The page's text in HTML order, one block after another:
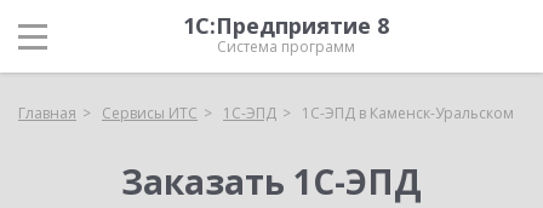
1С:Предприятие 8
Система программ
Главная Сервисы ИТС 1С-ЭПД 1С-ЭПД в Каменск-Уральском
Заказать 1С-ЭПД